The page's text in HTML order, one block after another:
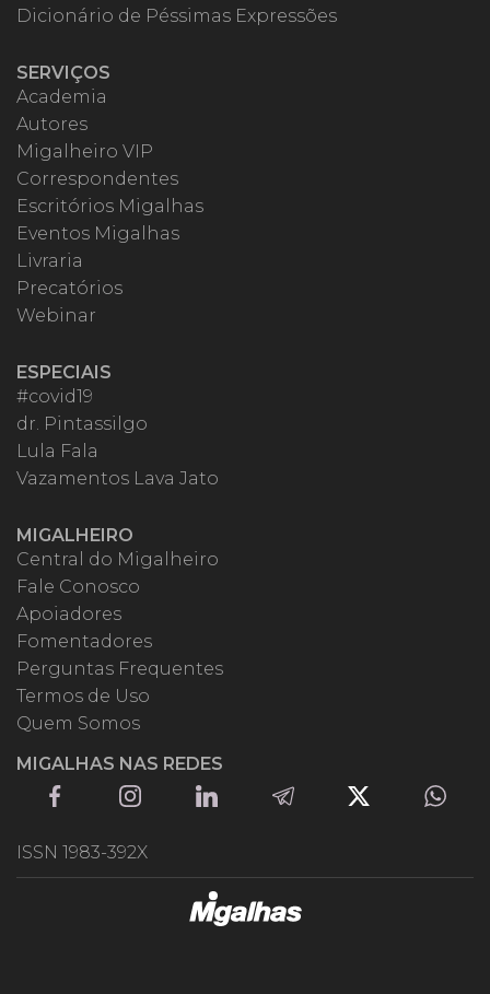
Dicionário de Péssimas Expressões
SERVIÇOS
Academia
Autores
Migalheiro VIP
Correspondentes
Escritórios Migalhas
Eventos Migalhas
Livraria
Precatórios
Webinar
ESPECIAIS
#covid19
dr. Pintassilgo
Lula Fala
Vazamentos Lava Jato
MIGALHEIRO
Central do Migalheiro
Fale Conosco
Apoiadores
Fomentadores
Perguntas Frequentes
Termos de Uso
Quem Somos
MIGALHAS NAS REDES
ISSN 1983-392X